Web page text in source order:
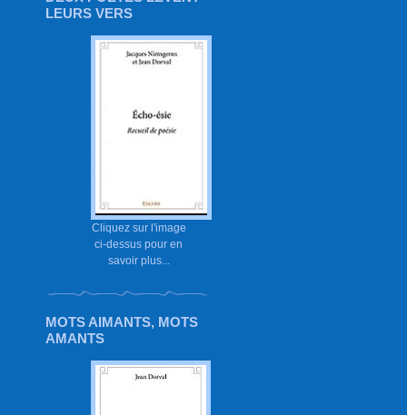
LEURS VERS
Cliquez sur l'image
ci-dessus pour en
savoir plus...
MOTS AIMANTS, MOTS
AMANTS